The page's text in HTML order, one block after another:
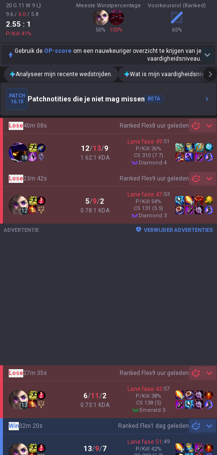
20 G 11 W 9 L}
9.6 / 6.0 / 5.8
2.55 : 1
P/Kill 41 %
Meeste Winstpercentage
50% 100%
Voorkeursrol (Ranked)
65%
Gebruik de OP-score om een nauwkeuriger overzicht te krijgen van je
vaardigheidsniveau.
Analyseer mijn recente wedstrijden. Wat is mijn vaardigheidsniveau?
PATCH
16.15
Patchnotities die je niet mag missen BETA
Ranked Flex8 uur geleden
Lose40m 08s
18
12/13/9
1.62:1 KDA
Lane fase 49:51
P/Kill 36%
CS 310 (7.7)
diamond 4
Ranked Flex9 uur geleden
Lose23m 42s
12
5/9/2
0.78:1 KDA
Lane fase 47:53
P/Kill 54%
CS 131 (5.5)
diamond 3
ADVERTENTIE VERWIJDER ADVERTENTIES
Ranked Flex9 uur geleden
Lose27m 35s
13
6/11/2
0.73:1 KDA
Lane fase 43:57
P/Kill 38%
CS 138 (5)
emerald 3
Ranked Flex1 dag geleden
Win32m 20s
13/9/7
Lane fase 51 :49
P/Kill 42%